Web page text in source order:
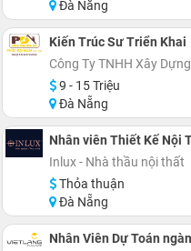
Đà Nẵng
Kiến Trúc Sư Triển Khai
Công Ty TNHH Xây
9 - 15 Triệu
Đà Nẵng
Nhân viên Thiết Kế Nội
Inlux - Nhà thầu nội thất
Thỏa thuận
Đà Nẵng
Nhân Viên Dự Toán